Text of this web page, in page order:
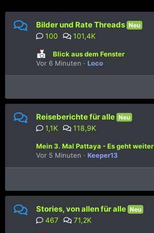
Bilder und Rate Threads Neu
100 101,4K
Blick aus dem Fenster
Vor 6 Minuten
Loco
Reiseberichte für alle Neu
1,1K 118,9K
Mein 3. Mal Pattaya - Es geht weiter
Vor 5 Minuten
Keeper13
Stories, von allen für alle Neu
467 71,2K